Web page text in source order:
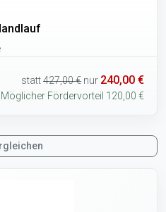
statt427,00 € nur 240,00 €
Möglicher Fördervorteil 120,00 €